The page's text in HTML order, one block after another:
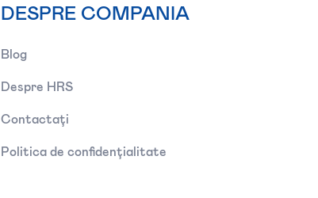
DESPRE COMPANIA
Blog
Despre HRS
Contactați
Politica de confidențialitate